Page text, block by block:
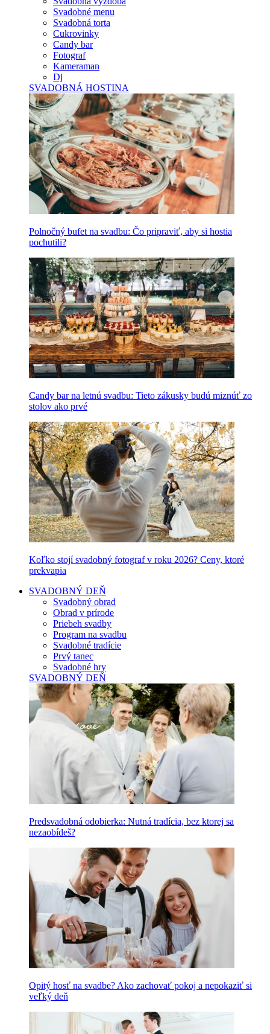
Svadobné menu
Svadobná torta
Cukrovinky
Candy bar
Fotograf
Kameraman
Dj
SVADOBNÁ HOSTINA
Polnočný bufet na svadbu: Čo pripraviť, aby si hostia
pochutili?
Candy bar na letnú svadbu: Tieto zákusky budú miznúť zo
stolov ako prvé
Koľko stojí svadobný fotograf v roku 2026? Ceny, ktoré
prekvapia
SVADOBNÝ DEŇ
Svadobný obrad
Obrad v prírode
Priebeh svadby
Program na svadbu
Svadobné tradície
Prvý tanec
Svadobné hry
SVADOBNÝ DEŇ
Predsvadobná odobierka: Nutná tradícia, bez ktorej sa
nezaobídeš?
Opitý hosť na svadbe? Ako zachovať pokoj a nepokaziť si
veľký deň